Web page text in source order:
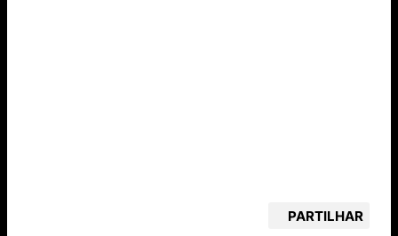
PARTILHAR